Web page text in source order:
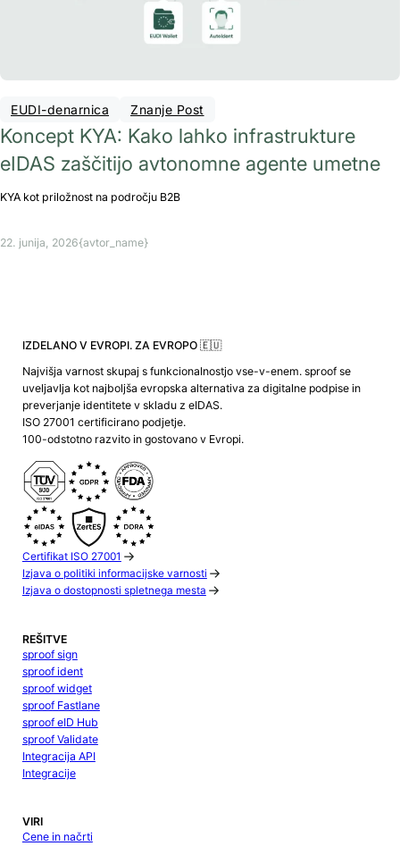
EUDI-denarnica Znanje Post
Koncept KYA: Kako lahko infrastrukture
eIDAS zaščitijo avtonomne agente umetne
KYA kot priložnost na področju B2B
22. junija, 2026{avtor_name}
IZDELANO V EVROPI. ZA EVROPO 🇪🇺
Najvišja varnost skupaj s funkcionalnostjo vse-v-enem. sproof se
uveljavlja kot najboljša evropska alternativa za digitalne podpise in
preverjanje identitete v skladu z eIDAS.
ISO 27001 certificirano podjetje.
100-odstotno razvito in gostovano v Evropi.
Certifikat ISO 27001
Izjava o politiki informacijske varnosti
Izjava o dostopnosti spletnega mesta
REŠITVE
sproof sign
sproof ident
sproof widget
sproof Fastlane
sproof eID Hub
sproof Validate
Integracija API
Integracije
VIRI
Cene in načrti